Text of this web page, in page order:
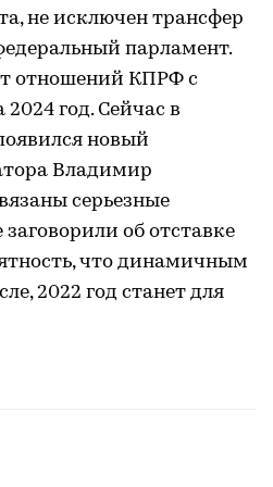
не исключен трансфер
парламент.
отношений КПРФ с
год. Сейчас в
новый
Владимир
серьезные
об отставке
что динамичным
2022 год станет для